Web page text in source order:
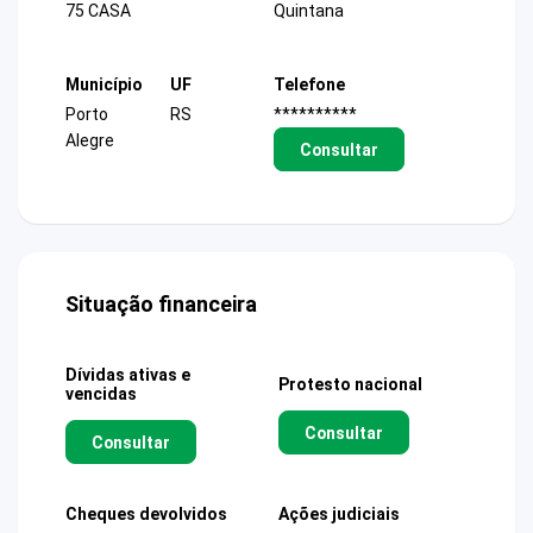
75 CASA
Quintana
Município
Porto
Alegre
UF
RS
Telefone
**********
Consultar
Situação financeira
Dívidas ativas e
vencidas
Consultar
Protesto nacional
Consultar
Cheques devolvidos Ações judiciais